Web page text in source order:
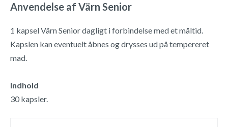
Anvendelse af Värn Senior
1 kapsel Värn Senior dagligt i forbindelse med et måltid.
Kapslen kan eventuelt åbnes og drysses ud på tempereret
mad.
Indhold
30 kapsler.